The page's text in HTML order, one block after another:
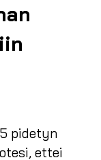
pidetyn
ettei